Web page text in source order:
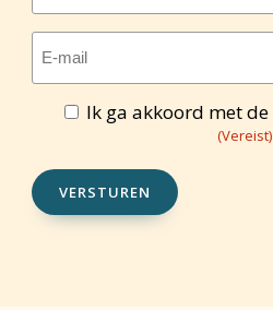
E-
mailadres(Vereist)
Toestemming(Vereist)
Ik ga akkoord met de
(Vereist)
VERSTUREN